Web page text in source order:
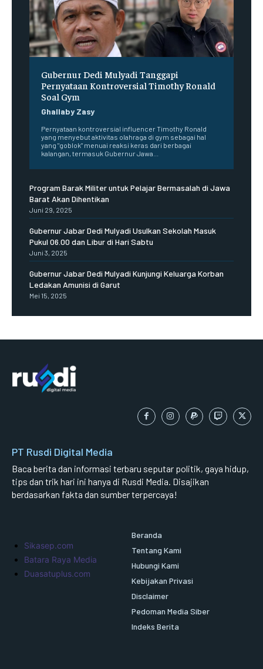
Gubernur Dedi Mulyadi Tanggapi
Pernyataan Kontroversial Timothy Ronald
Soal Gym
Ghallaby Zasy
Pernyataan kontroversial influencer Timothy Ronald
yang menyebut aktivitas olahraga di gym sebagai hal
yang "goblok" menuai reaksi keras dari berbagai
kalangan, termasuk Gubernur Jawa...
Program Barak Militer untuk Pelajar Bermasalah di Jawa
Barat Akan Dihentikan
Juni 29, 2025
Gubernur Jabar Dedi Mulyadi Usulkan Sekolah Masuk
Pukul 06.00 dan Libur di Hari Sabtu
Juni 3, 2025
Gubernur Jabar Dedi Mulyadi Kunjungi Keluarga Korban
Ledakan Amunisi di Garut
Mei 15, 2025
PT Rusdi Digital Media
Baca berita dan informasi terbaru seputar politik, gaya hidup,
tips dan trik hari ini hanya di Rusdi Media. Disajikan
berdasarkan fakta dan sumber terpercaya!
Sikasep.com
Batara Raya Media
Duasatuplus.com
Beranda
Tentang Kami
Hubungi Kami
Kebijakan Privasi
Disclaimer
Pedoman Media Siber
Indeks Berita